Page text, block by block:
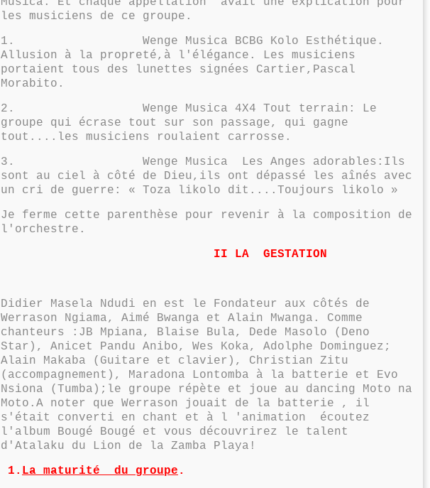
les musiciens de ce groupe.
1.
Wenge Musica BCBG Kolo Esthétique.
Allusion à la propreté,à l'élégance. Les musiciens
portaient tous des lunettes signées Cartier,Pascal
Morabito.
2.
Wenge Musica 4X4 Tout terrain: Le
groupe qui écrase tout sur son passage, qui gagne
tout....les musiciens roulaient carrosse.
3.
Wenge Musica Les Anges adorables:Ils
sont au ciel à côté de Dieu,ils ont dépassé les aînés avec
un cri de guerre: « Toza likolo dit....Toujours likolo »
Je ferme cette parenthèse pour revenir à la composition de
l'orchestre.
II LA GESTATION
Didier Masela Ndudi en est le Fondateur aux côtés de
Werrason Ngiama, Aimé Bwanga et Alain Mwanga. Comme
chanteurs :JB Mpiana, Blaise Bula, Dede Masolo (Deno
Star), Anicet Pandu Anibo, Wes Koka, Adolphe Dominguez;
Alain Makaba (Guitare et clavier), Christian Zitu
(accompagnement), Maradona Lontomba à la batterie et Evo
Nsiona (Tumba);le groupe répète et joue au dancing Moto na
Moto.A noter que Werrason jouait de la batterie , il
s'était converti en chant et à l 'animation écoutez
l'album Bougé Bougé et vous découvrirez le talent
d'Atalaku du Lion de la Zamba Playa!
1. La maturité du groupe .